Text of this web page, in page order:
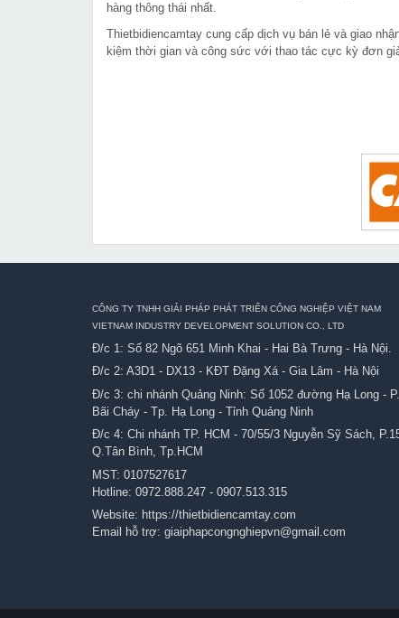
hàng thông thái nhất.
Thietbidiencamtay cung cấp dịch vụ bán lẻ và giao
kiệm thời gian và công sức với thao tác cực kỳ đơn
CÔNG TY TNHH GIẢI PHÁP PHÁT TRIỂN CÔNG NGHIỆP VIỆT NAM
VIETNAM INDUSTRY DEVELOPMENT SOLUTION CO., LTD
Đ/c 1: Số 82 Ngõ 651 Minh Khai - Hai Bà Trưng - Hà Nội.
Đ/c 2: A3D1 - DX13 - KĐT Đặng Xá - Gia Lâm - Hà Nội
Đ/c 3: chi nhánh Quảng Ninh: Số 1052 đường Hạ Long - P.
Bãi Cháy - Tp. Hạ Long - Tỉnh Quảng Ninh
Đ/c 4: Chi nhánh TP. HCM - 70/55/3 Nguyễn Sỹ Sách,
Q.Tân Bình, Tp.HCM
MST: 0107527617
Hotline: 0972.888.247 - 0907.513.315
Website: https://thietbidiencamtay.com
Email hỗ trợ: giaiphapcongnghiepvn@gmail.com